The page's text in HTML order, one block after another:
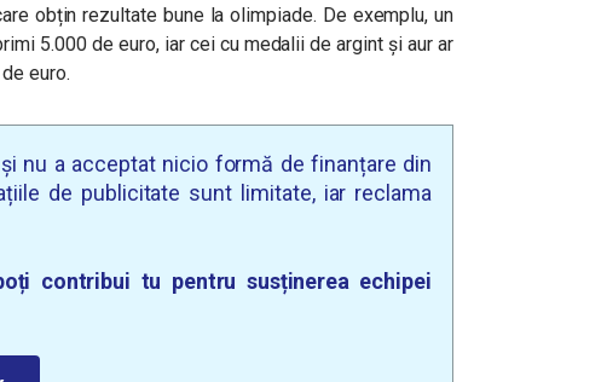
obțin rezultate bune la olimpiade. De exemplu, un
5.000 de euro, iar cei cu medalii de argint și aur ar
euro.
nu a acceptat nicio formă de finanțare din
de publicitate sunt limitate, iar reclama
contribui tu pentru susținerea echipei